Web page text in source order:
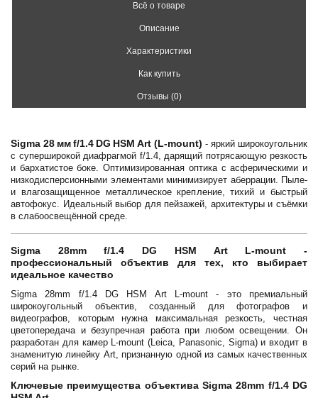
Всё о товаре
Описание
Характеристики
Как купить
Отзывы (0)
Sigma 28 мм f/1.4 DG HSM Art (L‑mount) - яркий широкоугольник
с суперширокой диафрагмой f/1.4, дарящий потрясающую резкость
и бархатистое боке. Оптимизированная оптика с асферическими и
низкодисперсионными элементами минимизирует аберрации. Пыле-
и влагозащищенное металлическое крепление, тихий и быстрый
автофокус. Идеальный выбор для пейзажей, архитектуры и съёмки
в слабоосвещённой среде.
Sigma 28mm f/1.4 DG HSM Art L-mount -
профессиональный объектив для тех, кто выбирает
идеальное качество
Sigma 28mm f/1.4 DG HSM Art L-mount - это премиальный
широкоугольный объектив, созданный для фотографов и
видеографов, которым нужна максимальная резкость, честная
цветопередача и безупречная работа при любом освещении. Он
разработан для камер L-mount (Leica, Panasonic, Sigma) и входит в
знаменитую линейку Art, признанную одной из самых качественных
серий на рынке.
Ключевые преимущества объективa Sigma 28mm f/1.4 DG